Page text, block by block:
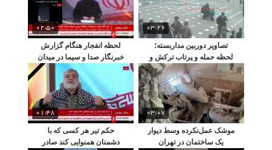
03:26
تصاویر دوربین مداربسته؛
لحظه حمله و پرتاب ترکش و
شهادت یک دانش‌آموز در
حیاط مدرسه
02:50
لحظه انفجار هنگام گزارش
خبرنگار صدا و سیما در میدان
حر تهران
03:07
موشک عمل‌نکرده وسط دیوار
یک ساختمان در تهران
01:48
حکم تیر هر کسی که با
دشمنان همنوایی کند صادر